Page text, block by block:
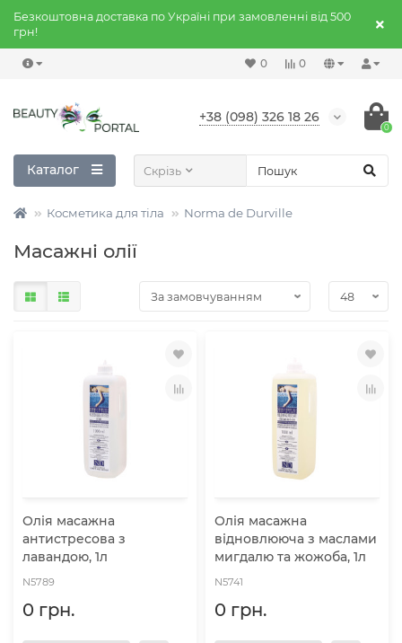
Безкоштовна доставка по Україні при замовленні від 500
грн!
0
0
+38 (098) 326 18 26
0
Каталог Скрізь
Косметика для тіла Norma de Durville
Масажні олії
Олія масажна
антистресова з
лавандою, 1л
N5789
0 грн.
Олія масажна
відновлююча з маслами
мигдалю та жожоба, 1л
N5741
0 грн.